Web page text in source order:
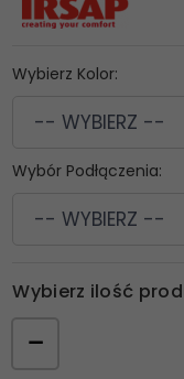
Wybierz Kolor:
-- WYBIERZ --
Wybór Podłączenia:
-- WYBIERZ --
Wybierz ilość